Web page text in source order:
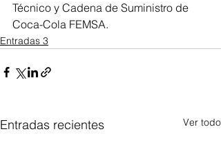
Técnico y Cadena de Suministro de
Coca-Cola FEMSA.
Entradas 3
Entradas recientes Ver todo